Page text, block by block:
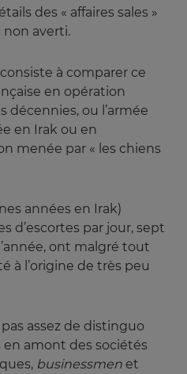
des « affaires sales »
averti.
consiste à comparer ce
en opération
décennies, ou l’armée
en Irak ou en
menée par « les chiens
années en Irak)
d’escortes par jour, sept
ont malgré tout
à l’origine de très peu
assez de distinguo
amont des sociétés
businessmen et